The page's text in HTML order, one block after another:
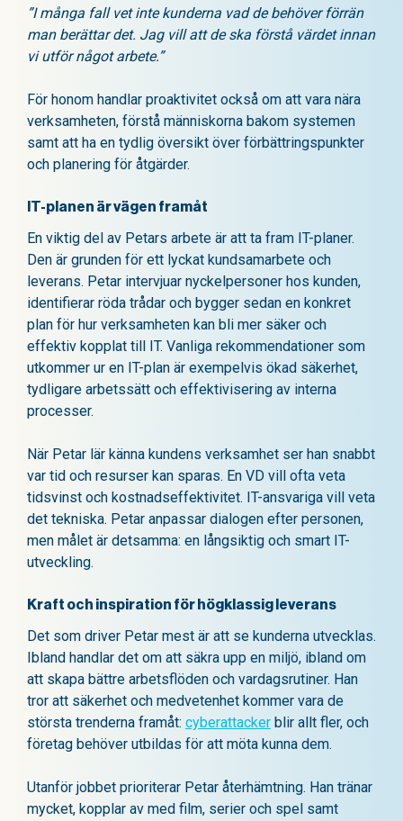
”I många fall vet inte kunderna vad de behöver förrän
man berättar det. Jag vill att de ska förstå värdet innan
vi utför något arbete.”
För honom handlar proaktivitet också om att vara nära
verksamheten, förstå människorna bakom systemen
samt att ha en tydlig översikt över förbättringspunkter
och planering för åtgärder.
IT-planen är vägen framåt
En viktig del av Petars arbete är att ta fram IT-planer.
Den är grunden för ett lyckat kundsamarbete och
leverans. Petar intervjuar nyckelpersoner hos kunden,
identifierar röda trådar och bygger sedan en konkret
plan för hur verksamheten kan bli mer säker och
effektiv kopplat till IT. Vanliga rekommendationer som
utkommer ur en IT-plan är exempelvis ökad säkerhet,
tydligare arbetssätt och effektivisering av interna
processer.
När Petar lär känna kundens verksamhet ser han snabbt
var tid och resurser kan sparas. En VD vill ofta veta
tidsvinst och kostnadseffektivitet. IT-ansvariga vill veta
det tekniska. Petar anpassar dialogen efter personen,
men målet är detsamma: en långsiktig och smart IT-
utveckling.
Kraft och inspiration för högklassig leverans
Det som driver Petar mest är att se kunderna utvecklas.
Ibland handlar det om att säkra upp en miljö, ibland om
att skapa bättre arbetsflöden och vardagsrutiner. Han
tror att säkerhet och medvetenhet kommer vara de
största trenderna framåt: cyberattacker blir allt fler, och
företag behöver utbildas för att möta kunna dem.
Utanför jobbet prioriterar Petar återhämtning. Han tränar
mycket, kopplar av med film, serier och spel samt